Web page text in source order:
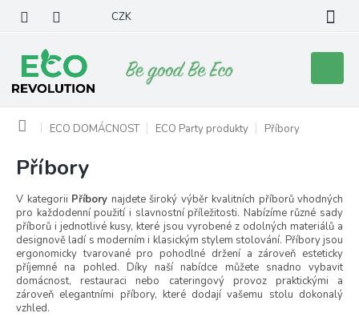
obsah
CZK
košík
Domů ECO DOMÁCNOST ECO Party produkty Příbory
Příbory
V kategorii Příbory najdete široký výběr kvalitních příborů vhodných
pro každodenní použití i slavnostní příležitosti. Nabízíme různé sady
příborů i jednotlivé kusy, které jsou vyrobené z odolných materiálů a
designově ladí s moderním i klasickým stylem stolování. Příbory jsou
ergonomicky tvarované pro pohodlné držení a zároveň esteticky
příjemné na pohled. Díky naší nabídce můžete snadno vybavit
domácnost, restauraci nebo cateringový provoz praktickými a
zároveň elegantními příbory, které dodají vašemu stolu dokonalý
vzhled.